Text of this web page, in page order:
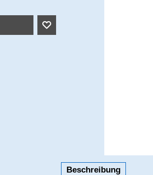
Beschreibung